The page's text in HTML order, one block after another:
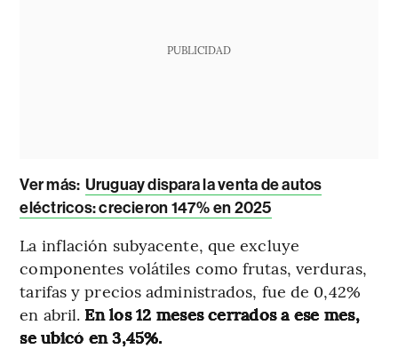
PUBLICIDAD
Ver más: Uruguay dispara la venta de autos
eléctricos: crecieron 147% en 2025
La inflación subyacente, que excluye
componentes volátiles como frutas, verduras,
tarifas y precios administrados, fue de 0,42%
en abril. En los 12 meses cerrados a ese mes,
se ubicó en 3,45%.